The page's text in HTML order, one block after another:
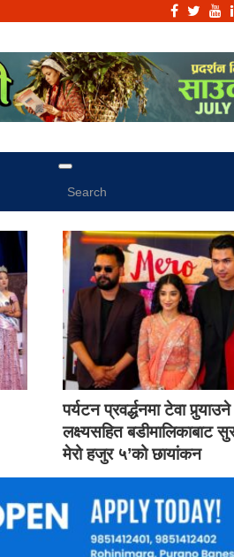
पर्यटन प्रवर्द्धनमा टेवा पुर्‍याउने
लक्ष्यसहित बडीमालिकाबाट
मेरो हजुर ५’को छायांकन